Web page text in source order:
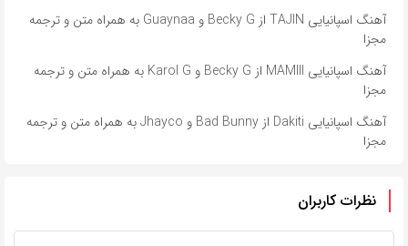
آهنگ اسپانیایی TAJIN از Becky G و Guaynaa به همراه متن و ترجمه
مجزا
آهنگ اسپانیایی MAMIII از Becky G و Karol G به همراه متن و ترجمه
مجزا
آهنگ اسپانیایی Dakiti از Bad Bunny و Jhayco به همراه متن و ترجمه
مجزا
نظرات کاربران